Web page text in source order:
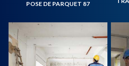
POSE DE PARQUET 87